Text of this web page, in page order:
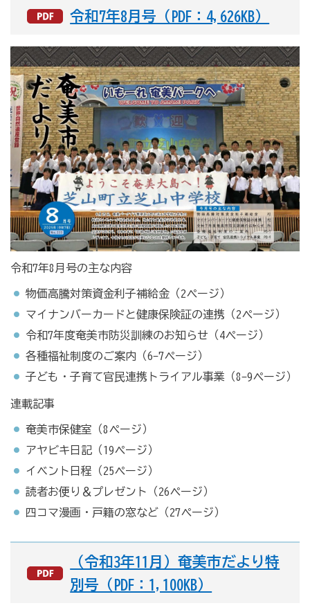
令和7年8月号（PDF：4,626KB）
令和7年8月号の主な内容
物価高騰対策資金利子補給金（2ページ）
マイナンバーカードと健康保険証の連携（2ページ）
令和7年度奄美市防災訓練のお知らせ（4ページ）
各種福祉制度のご案内（6-7ページ）
子ども・子育て官民連携トライアル事業（8-9ページ）
連載記事
奄美市保健室（8ページ）
アヤビキ日記（19ページ）
イベント日程（25ページ）
読者お便り＆プレゼント（26ページ）
四コマ漫画・戸籍の窓など（27ページ）
（令和3年11月）奄美市だより特
別号（PDF：1,100KB）